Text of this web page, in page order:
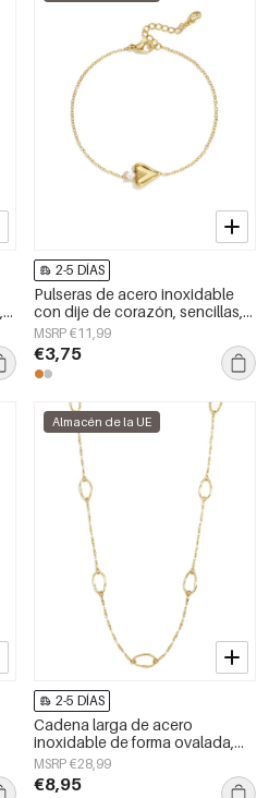
2-5 DÍAS
Pulseras de acero inoxidable
con dije de corazón, sencillas,
de la serie Daily Simple, joyería
para mujer
MSRP €11,99
€3,75
Almacén de la UE
2-5 DÍAS
Cadena larga de acero
inoxidable de forma ovalada,
sencilla, de la serie &quot;para
el día a día&quot;, joyería para
mujer
MSRP €28,99
€8,95